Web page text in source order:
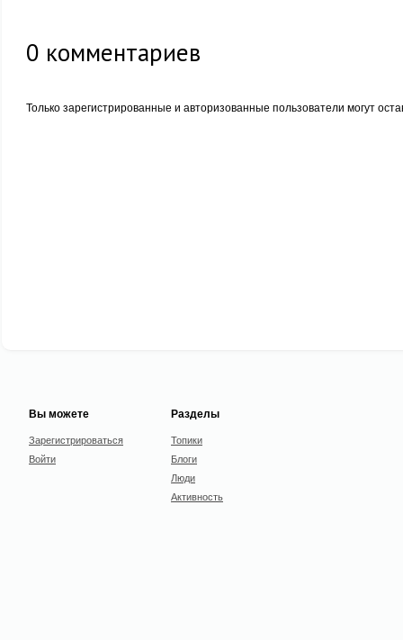
0 комментариев
Только зарегистрированные и авторизованные пользователи могут
Вы можете
Зарегистрироваться
Войти
Разделы
Топики
Блоги
Люди
Активность